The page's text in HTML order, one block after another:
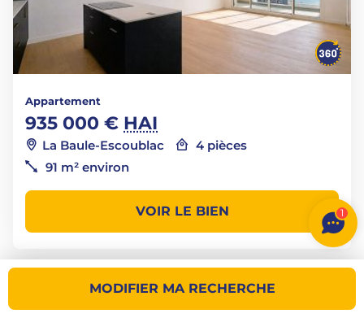
MODIFIER MA RECHERCHE
Appartement
935 000 € HAI
La Baule-Escoublac
4 pièces
91 m² environ
VOIR LE BIEN 1